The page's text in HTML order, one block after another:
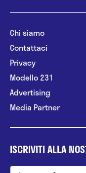
Chi siamo
Contattaci
Privacy
Modello 231
Advertising
Media Partner
ISCRIVITI ALLA